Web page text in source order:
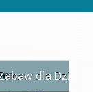
dla Dzieci